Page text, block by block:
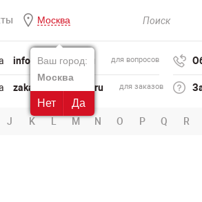
Москва
Ваш город:
Москва
Нет Да
info@powertool.ru для вопросов
zakaz@powertool.ru для заказов
J K L M N O P Q R